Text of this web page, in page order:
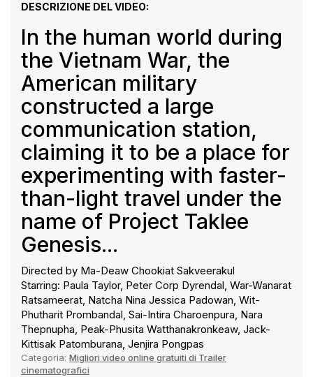
DESCRIZIONE DEL VIDEO:
In the human world during
the Vietnam War, the
American military
constructed a large
communication station,
claiming it to be a place for
experimenting with faster-
than-light travel under the
name of Project Taklee
Genesis...
Directed by Ma-Deaw Chookiat Sakveerakul
Starring: Paula Taylor, Peter Corp Dyrendal, War-Wanarat
Ratsameerat, Natcha Nina Jessica Padowan, Wit-
Phutharit Prombandal, Sai-Intira Charoenpura, Nara
Thepnupha, Peak-Phusita Watthanakronkeaw, Jack-
Kittisak Patomburana, Jenjira Pongpas
Categoria: Migliori video online gratuiti di Trailer
cinematografici